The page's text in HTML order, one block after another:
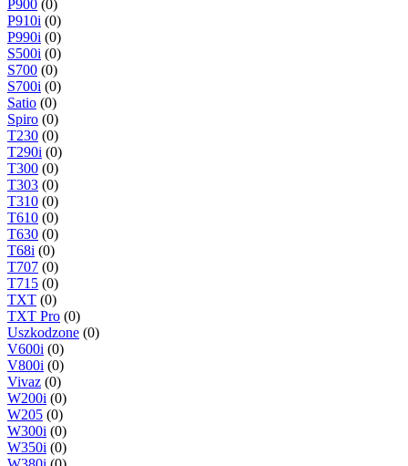
P900 (0)
P910i (0)
P990i (0)
S500i (0)
S700 (0)
S700i (0)
Satio (0)
Spiro (0)
T230 (0)
T290i (0)
T300 (0)
T303 (0)
T310 (0)
T610 (0)
T630 (0)
T68i (0)
T707 (0)
T715 (0)
TXT (0)
TXT Pro (0)
Uszkodzone (0)
V600i (0)
V800i (0)
Vivaz (0)
W200i (0)
W205 (0)
W300i (0)
W350i (0)